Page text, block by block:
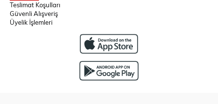
Teslimat Koşulları
Güvenli Alışveriş
Üyelik İşlemleri